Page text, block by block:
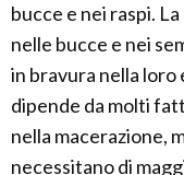
bucce e nei raspi.
nelle bucce e nei
in bravura nella
dipende da molti
nella macerazione,
necessitano di